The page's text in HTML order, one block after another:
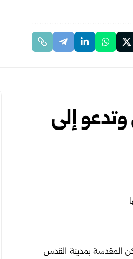
إلى
المقدسة بمدينة القدس